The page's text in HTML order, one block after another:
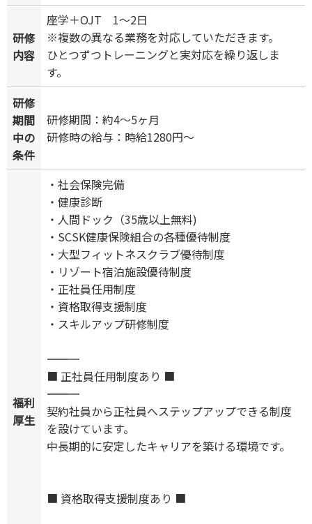
研修
内容
座学＋OJT 1～2日
※複数の異なる業務を対応していただきます。
ひとつずつトレーニングと実対応を繰り返しま
す。
研修
期間
中の
条件
研修期間：約4～5ヶ月
研修時の給与：時給1280円～
福利
厚生
・社会保険完備
・健康診断
・人間ドック（35歳以上無料)
・SCSK健康保険組合の各種優待制度
・大型フィットネスクラブ優待制度
・リゾート宿泊施設優待制度
・正社員任用制度
・資格取得支援制度
・スキルアップ研修制度
―――――――――――
■ 正社員任用制度あり ■
―――――――――――
契約社員から正社員へステップアップできる制度
を設けています。
中長期的に安定したキャリアを築ける環境です。
■ 資格取得支援制度あり ■